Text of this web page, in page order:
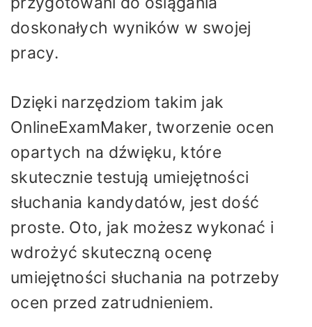
doskonałych wyników w swojej
pracy.
Dzięki narzędziom takim jak
OnlineExamMaker, tworzenie ocen
opartych na dźwięku, które
skutecznie testują umiejętności
słuchania kandydatów, jest dość
proste. Oto, jak możesz wykonać i
wdrożyć skuteczną ocenę
umiejętności słuchania na potrzeby
ocen przed zatrudnieniem.